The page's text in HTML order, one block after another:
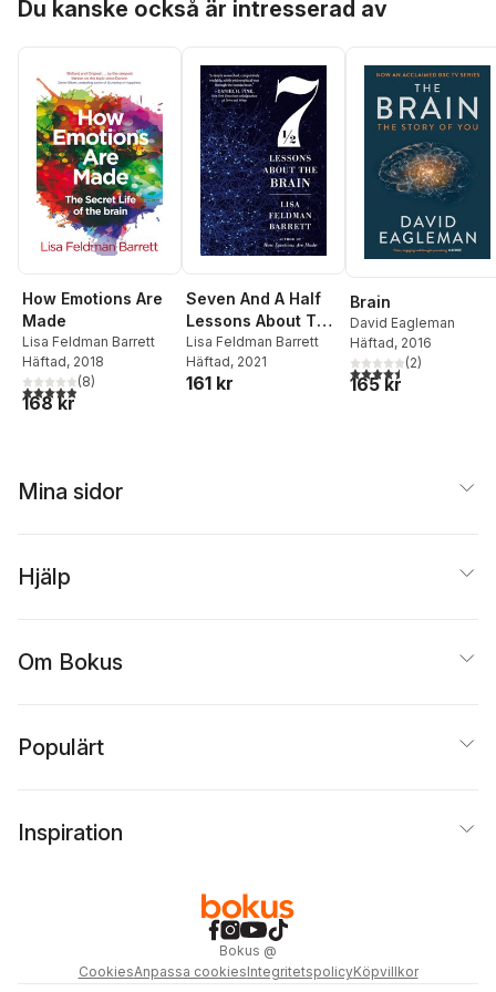
Du kanske också är intresserad av
How Emotions Are
Made
Lisa Feldman Barrett
Häftad, 2018
4,9utav 5 stjärnor. Totalt antal röster:
(8)
168 kr
Seven And A Half
Lessons About The
Brain
Lisa Feldman Barrett
Häftad, 2021
161 kr
Brain
David Eagleman
Häftad, 2016
4,5utav 5 stjärnor.
(2)
165 kr
Mina sidor
Hjälp
Om Bokus
Populärt
Inspiration
Bokus @
CookiesAnpassa cookiesIntegritetspolicyKöpvillkor